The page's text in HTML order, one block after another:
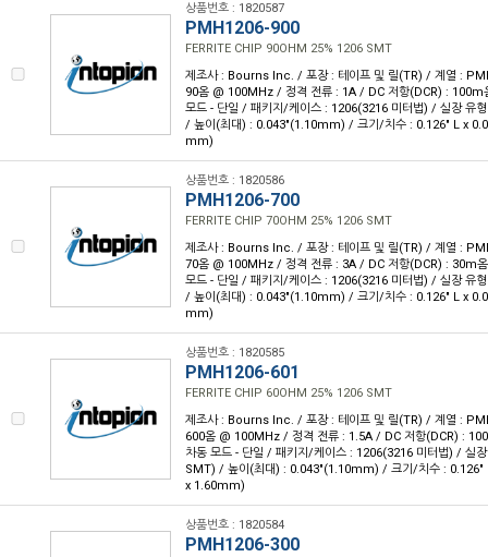
상품번호 : 1820587
PMH1206-900
FERRITE CHIP 90OHM 25% 1206 SMT
제조사 : Bourns Inc. / 포장 : 테이프 및 릴(TR) / 계열 :
90옴 @ 100MHz / 정격 전류 : 1A / DC 저항(DCR) : 100m
모드 - 단일 / 패키지/케이스 : 1206(3216 미터법) / 실장 유
/ 높이(최대) : 0.043"(1.10mm) / 크기/치수 : 0.126" L x
mm)
상품번호 : 1820586
PMH1206-700
FERRITE CHIP 70OHM 25% 1206 SMT
제조사 : Bourns Inc. / 포장 : 테이프 및 릴(TR) / 계열 :
70옴 @ 100MHz / 정격 전류 : 3A / DC 저항(DCR) : 30m
모드 - 단일 / 패키지/케이스 : 1206(3216 미터법) / 실장 유
/ 높이(최대) : 0.043"(1.10mm) / 크기/치수 : 0.126" L x
mm)
상품번호 : 1820585
PMH1206-601
FERRITE CHIP 60OHM 25% 1206 SMT
제조사 : Bourns Inc. / 포장 : 테이프 및 릴(TR) / 계열 :
600옴 @ 100MHz / 정격 전류 : 1.5A / DC 저항(DCR) :
차동 모드 - 단일 / 패키지/케이스 : 1206(3216 미터법) / 실
SMT) / 높이(최대) : 0.043"(1.10mm) / 크기/치수 :
x 1.60mm)
상품번호 : 1820584
PMH1206-300